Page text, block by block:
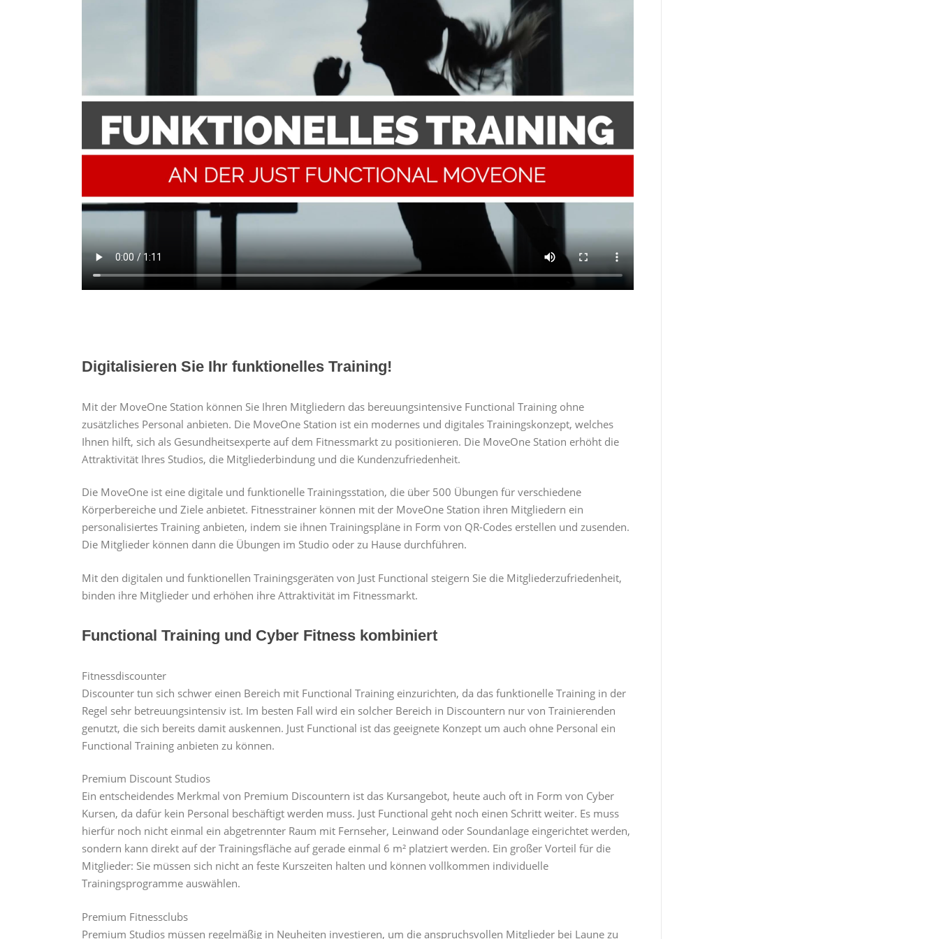
Digitalisieren Sie Ihr funktionelles Training!
Mit der MoveOne Station können Sie Ihren Mitgliedern das bereuungsintensive Functional Training ohne
zusätzliches Personal anbieten. Die MoveOne Station ist ein modernes und digitales Trainingskonzept, welches
Ihnen hilft, sich als Gesundheitsexperte auf dem Fitnessmarkt zu positionieren. Die MoveOne Station erhöht die
Attraktivität Ihres Studios, die Mitgliederbindung und die Kundenzufriedenheit.
Die MoveOne ist eine digitale und funktionelle Trainingsstation, die über 500 Übungen für verschiedene
Körperbereiche und Ziele anbietet. Fitnesstrainer können mit der MoveOne Station ihren Mitgliedern ein
personalisiertes Training anbieten, indem sie ihnen Trainingspläne in Form von QR-Codes erstellen und zusenden.
Die Mitglieder können dann die Übungen im Studio oder zu Hause durchführen.
Mit den digitalen und funktionellen Trainingsgeräten von Just Functional steigern Sie die Mitgliederzufriedenheit,
binden ihre Mitglieder und erhöhen ihre Attraktivität im Fitnessmarkt.
Functional Training und Cyber Fitness kombiniert
Fitnessdiscounter
Discounter tun sich schwer einen Bereich mit Functional Training einzurichten, da das funktionelle Training in der
Regel sehr betreuungsintensiv ist. Im besten Fall wird ein solcher Bereich in Discountern nur von Trainierenden
genutzt, die sich bereits damit auskennen. Just Functional ist das geeignete Konzept um auch ohne Personal ein
Functional Training anbieten zu können.
Premium Discount Studios
Ein entscheidendes Merkmal von Premium Discountern ist das Kursangebot, heute auch oft in Form von Cyber
Kursen, da dafür kein Personal beschäftigt werden muss. Just Functional geht noch einen Schritt weiter. Es muss
hierfür noch nicht einmal ein abgetrennter Raum mit Fernseher, Leinwand oder Soundanlage eingerichtet werden,
sondern kann direkt auf der Trainingsfläche auf gerade einmal 6 m² platziert werden. Ein großer Vorteil für die
Mitglieder: Sie müssen sich nicht an feste Kurszeiten halten und können vollkommen individuelle
Trainingsprogramme auswählen.
Premium Fitnessclubs
Premium Studios müssen regelmäßig in Neuheiten investieren, um die anspruchsvollen Mitglieder bei Laune zu